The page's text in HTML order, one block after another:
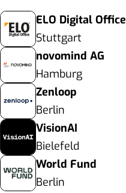
ELO Digital Office
Stuttgart
novomind AG
Hamburg
Zenloop
Berlin
VisionAI
Bielefeld
World Fund
Berlin